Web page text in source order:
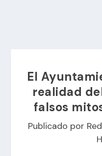
El
realidad
falsos
Publicado por